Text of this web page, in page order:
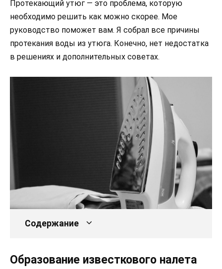
Протекающий утюг — это проблема, которую
необходимо решить как можно скорее. Мое
руководство поможет вам. Я собрал все причины
протекания воды из утюга. Конечно, нет недостатка
в решениях и дополнительных советах.
Содержание
Образование известкового налета